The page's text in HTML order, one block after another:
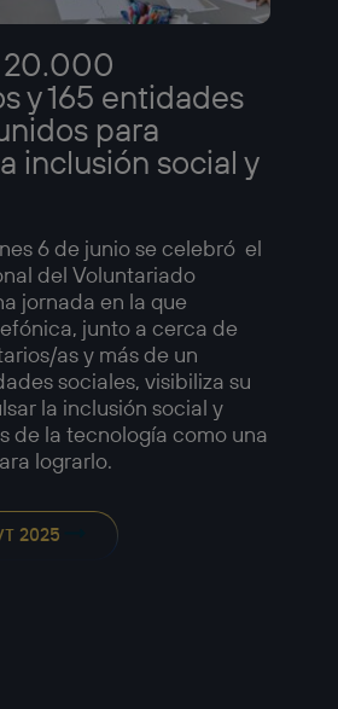
20.000
y 165 entidades
para
inclusión social y
6 de junio se celebró el
del Voluntariado
jornada en la que
junto a cerca de
as y más de un
sociales, visibiliza su
la inclusión social y
de la tecnología como una
lograrlo.
2025